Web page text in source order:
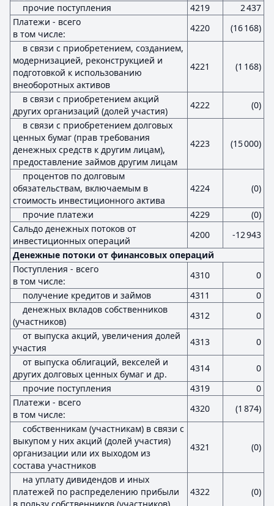
прочие поступления 4219
2 437
Платежи - всего
в том числе:
4220
(16 168)
в связи с приобретением, созданием,
модернизацией, реконструкцией и
подготовкой к использованию
внеоборотных активов
4221 (1 168)
в связи с приобретением акций
других организаций (долей участия)
4222
(0)
в связи с приобретением долговых
ценных бумаг (прав требования
денежных средств к другим лицам),
предоставление займов другим лицам
4223 (15 000)
процентов по долговым
обязательствам, включаемым в
стоимость инвестиционного актива
4224 (0)
прочие платежи 4229
(0)
Сальдо денежных потоков от
инвестиционных операций
4200
-12 943
Денежные потоки от финансовых операций
Поступления - всего
в том числе:
4310
0
получение кредитов и займов
4311
0
денежных вкладов собственников
(участников)
4312
0
от выпуска акций, увеличения долей
участия
4313
0
от выпуска облигаций, векселей и
других долговых ценных бумаг и др.
4314
0
прочие поступления
4319
0
Платежи - всего
в том числе:
4320
(1 874)
собственникам (участникам) в связи с
выкупом у них акций (долей участия)
организации или их выходом из
состава участников
4321 (0)
на уплату дивидендов и иных
платежей по распределению прибыли
4322 (0)